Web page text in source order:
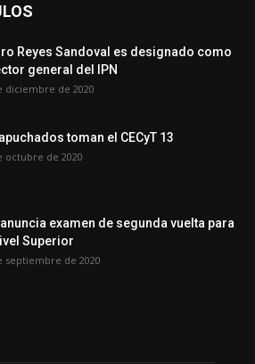
Reyes Sandoval es designado como
general del IPN
diciembre de 2020
toman el CECyT 13
octubre de 2020
anuncia examen de segunda vuelta para
Superior
septiembre de 2020